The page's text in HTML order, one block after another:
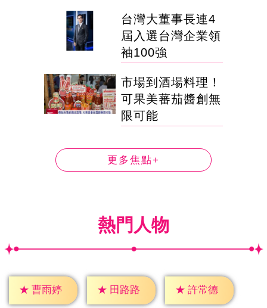
台灣大董事長連4
屆入選台灣企業領
袖100強
市場到酒場料理！
可果美蕃茄醬創無
限可能
更多焦點+
熱門人物
★ 曹雨婷 ★ 田路路 ★ 許常德